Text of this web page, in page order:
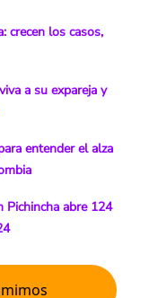
crecen los casos,
a su expareja y
entender el alza
Pichincha abre 124